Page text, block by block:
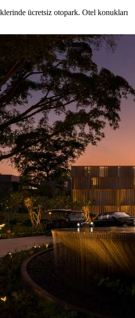
ücretsiz otopark. Otel konukları